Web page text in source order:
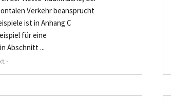
Verkehr beansprucht
ist in Anhang C
für eine
Abschnitt ...
-